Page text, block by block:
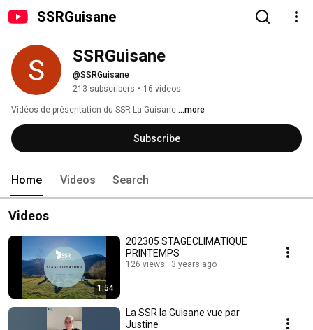
SSRGuisane
SSRGuisane
@SSRGuisane
213 subscribers • 16 videos
Vidéos de présentation du SSR La Guisane ...more
Subscribe
Home Videos Search
Videos
1:54
202305 STAGECLIMATIQUE
PRINTEMPS
126 views 3 years ago
La SSR la Guisane vue par
Justine